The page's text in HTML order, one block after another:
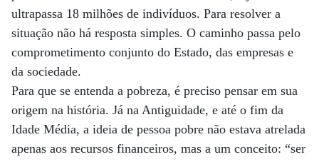
ultrapassa 18 milhões de indivíduos. Para resolver a
situação não há resposta simples. O caminho passa pelo
comprometimento conjunto do Estado, das empresas e
da sociedade.
Para que se entenda a pobreza, é preciso pensar em sua
origem na história. Já na Antiguidade, e até o fim da
Idade Média, a ideia de pessoa pobre não estava atrelada
apenas aos recursos financeiros, mas a um conceito: “ser